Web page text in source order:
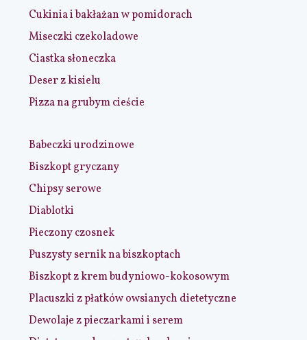
Cukinia i bakłażan w pomidorach
Miseczki czekoladowe
Ciastka słoneczka
Deser z kisielu
Pizza na grubym cieście
Babeczki urodzinowe
Biszkopt gryczany
Chipsy serowe
Diablotki
Pieczony czosnek
Puszysty sernik na biszkoptach
Biszkopt z krem budyniowo-kokosowym
Placuszki z płatków owsianych dietetyczne
Dewolaje z pieczarkami i serem